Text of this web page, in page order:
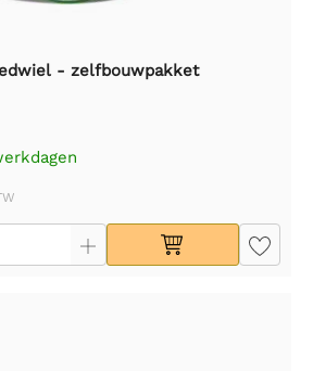
- zelfbouwpakket